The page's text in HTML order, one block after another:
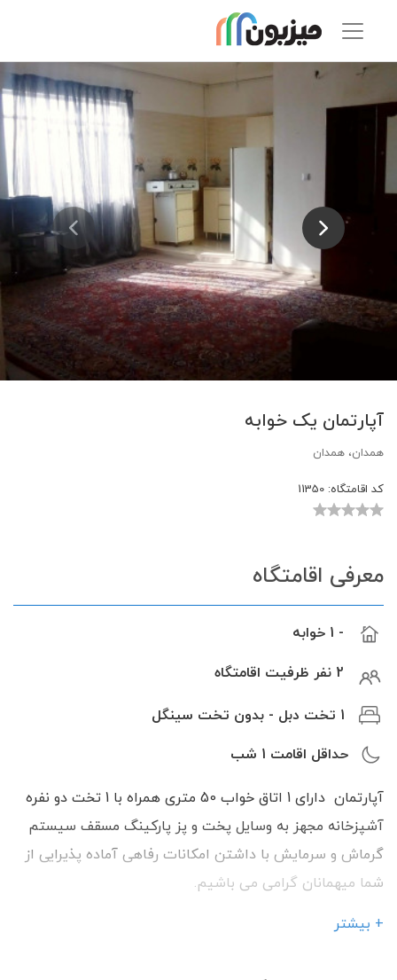
آپارتمان یک خوابه
همدان، همدان
کد اقامتگاه:
معرفی اقامتگاه
- 1 خوابه
2 نفر ظرفیت اقامتگاه
1 تخت دبل - بدون تخت سینگل
حداقل اقامت 1 شب
آپارتمان دارای 1 اتاق خواب 50 متری همراه با 1 تخت دو نفره
آشپزخانه مجهز به وسایل پخت‌ و‌ پز پارکینگ مسقف سیستم
گرماش و سرمایش با داشتن امکانات رفاهی آماده پذیرایی از
شما میهمانان گرامی می باشیم.
+ بیشتر